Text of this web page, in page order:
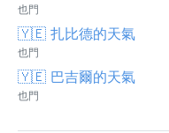
也門
🇾🇪 扎比德的天氣
也門
🇾🇪 巴吉爾的天氣
也門